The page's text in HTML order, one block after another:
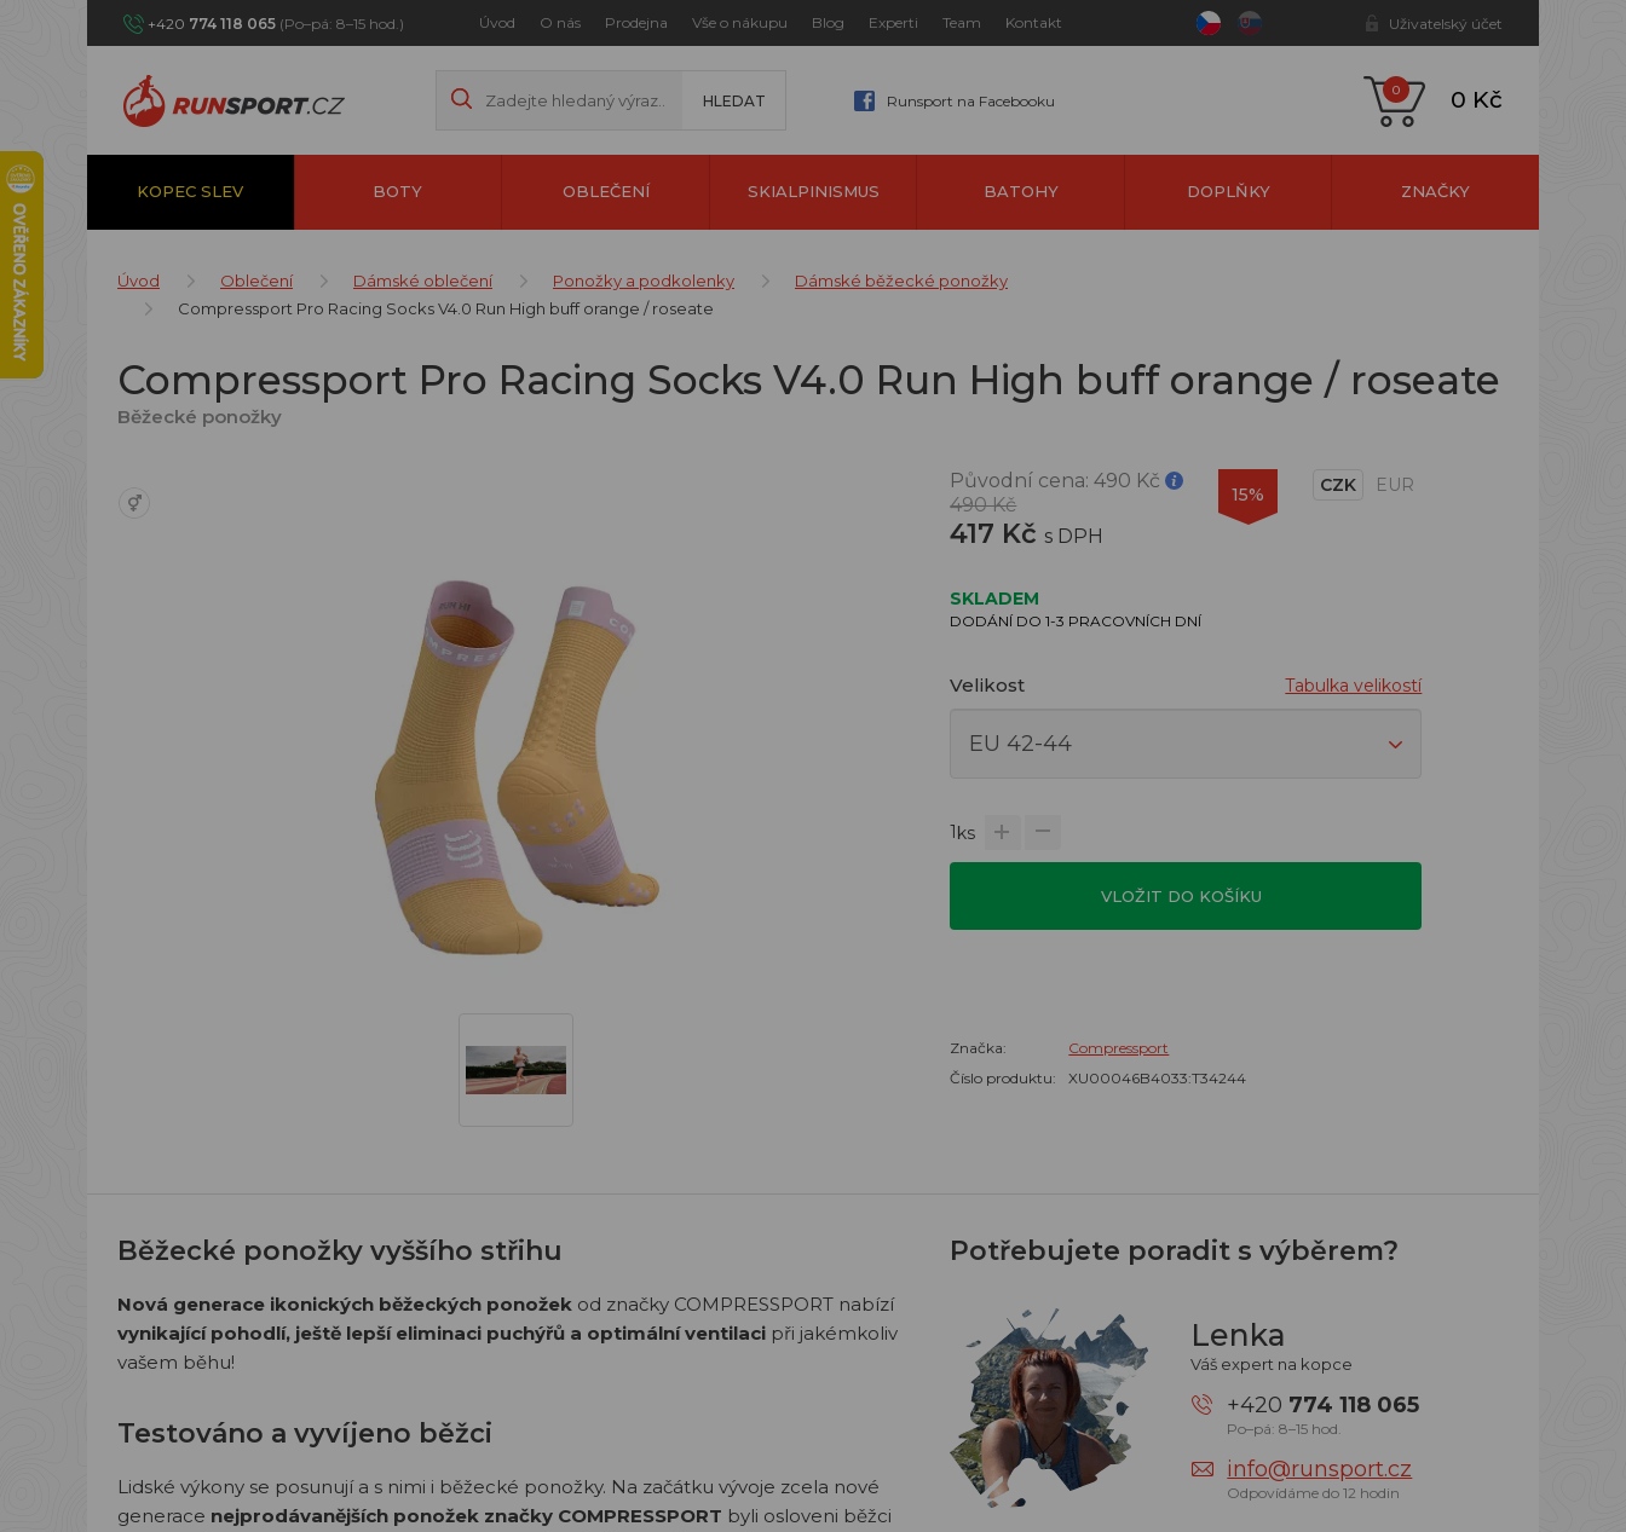
+420 774 118 065 (Po–pá: 8–15 hod.) Úvod O nás Prodejna Vše o nákupu Blog Experti Team Kontakt Uživatelský účet
Runsport na Facebooku
0 0 Kč
KOPEC SLEV BOTY OBLEČENÍ SKIALPINISMUS BATOHY DOPLŇKY ZNAČKY
Úvod Oblečení Dámské oblečení Ponožky a podkolenky
Dámské běžecké ponožky
Compressport Pro Racing Socks V4.0 Run High buff orange / roseate
Compressport Pro Racing Socks V4.0 Run High buff orange / roseate
Běžecké ponožky
Původní cena:490 Kč
490 Kč
417 Kč s DPH
15% CZK EUR
SKLADEM
DODÁNÍ DO 1-3 PRACOVNÍCH DNÍ
Velikost Tabulka velikostí
1ks
VLOŽIT DO KOŠÍKU
Značka:
Compressport
Číslo produktu:
XU00046B4033:T34244
Běžecké ponožky vyššího střihu
Nová generace ikonických běžeckých ponožek od značky COMPRESSPORT nabízí
vynikající pohodlí, ještě lepší eliminaci puchýřů a optimální ventilaci při jakémkoliv
vašem běhu!
Testováno a vyvíjeno běžci
Lidské výkony se posunují a s nimi i běžecké ponožky. Na začátku vývoje zcela nové
generace nejprodávanějších ponožek značky COMPRESSPORT byli osloveni běžci
Potřebujete poradit s výběrem?
Lenka
Váš expert na kopce
+420 774 118 065
Po–pá: 8–15 hod.
info@runsport.cz
Odpovídáme do 12 hodin